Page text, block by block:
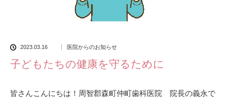
2023.03.16 医院からのお知らせ
子どもたちの健康を守るために
皆さんこんにちは！周智郡森町仲町歯科医院 院長の義永で